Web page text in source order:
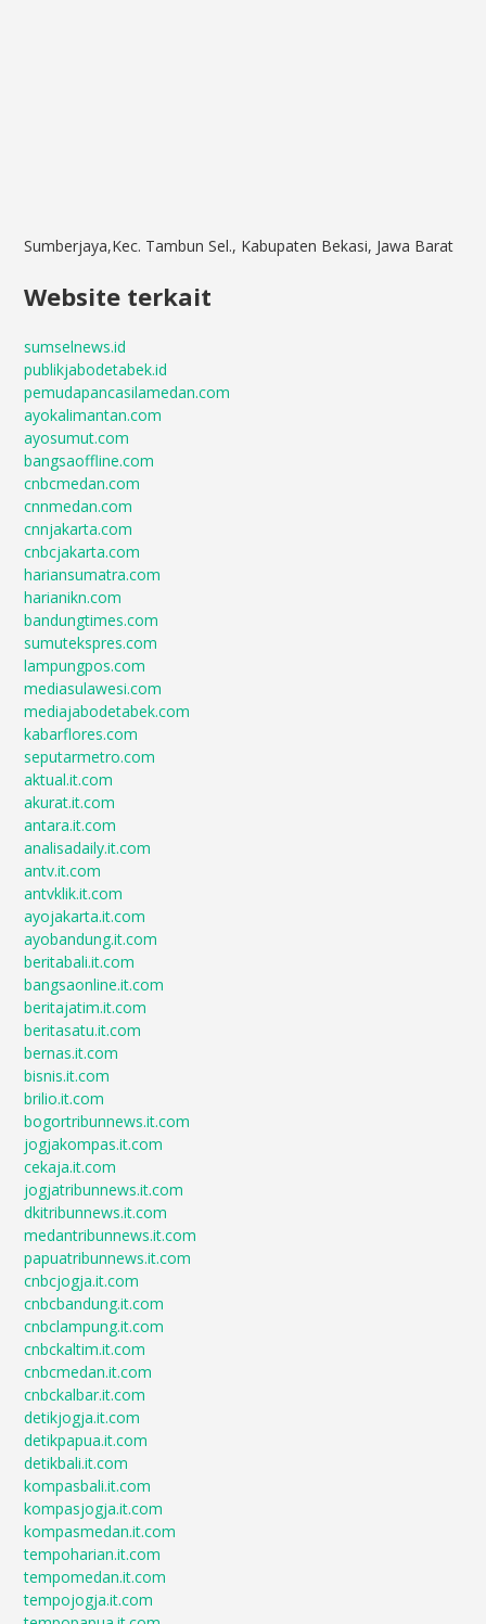
Sumberjaya,Kec. Tambun Sel., Kabupaten Bekasi, Jawa Barat
Website terkait
sumselnews.id
publikjabodetabek.id
pemudapancasilamedan.com
ayokalimantan.com
ayosumut.com
bangsaoffline.com
cnbcmedan.com
cnnmedan.com
cnnjakarta.com
cnbcjakarta.com
hariansumatra.com
harianikn.com
bandungtimes.com
sumutekspres.com
lampungpos.com
mediasulawesi.com
mediajabodetabek.com
kabarflores.com
seputarmetro.com
aktual.it.com
akurat.it.com
antara.it.com
analisadaily.it.com
antv.it.com
antvklik.it.com
ayojakarta.it.com
ayobandung.it.com
beritabali.it.com
bangsaonline.it.com
beritajatim.it.com
beritasatu.it.com
bernas.it.com
bisnis.it.com
brilio.it.com
bogortribunnews.it.com
jogjakompas.it.com
cekaja.it.com
jogjatribunnews.it.com
dkitribunnews.it.com
medantribunnews.it.com
papuatribunnews.it.com
cnbcjogja.it.com
cnbcbandung.it.com
cnbclampung.it.com
cnbckaltim.it.com
cnbcmedan.it.com
cnbckalbar.it.com
detikjogja.it.com
detikpapua.it.com
detikbali.it.com
kompasbali.it.com
kompasjogja.it.com
kompasmedan.it.com
tempoharian.it.com
tempomedan.it.com
tempojogja.it.com